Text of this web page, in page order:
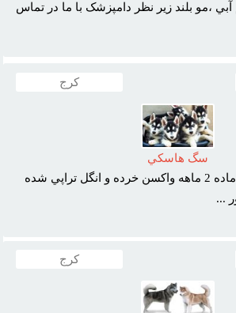
،مو بلند زير نظر دامپزشک با ما در تماس
کرج
سگ هاسکي
نر و ماده 2 ماهه واکسن خرده و انگل تراپي شده
...
کرج